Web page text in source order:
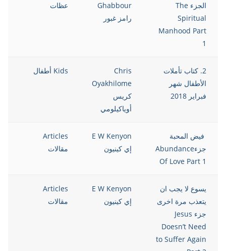
الجزء The
Spiritual
Manhood Part
1
Ghabbour
رامز غبور
عظات
2. كتاب تأملات
الأطفال شهر
فبراير 2018
Chris
Oyakhilome
كريس
أوياكيلومي
Kids أطفال
فيض المحبة
جزءAbundance
Of Love Part 1
E W Kenyon
إي كينيون
Articles
مقالات
يسوع لا يجب ان
يتعذب مرة اخرى
جزء Jesus
Doesn’t Need
to Suffer Again
E W Kenyon
إي كينيون
Articles
مقالات